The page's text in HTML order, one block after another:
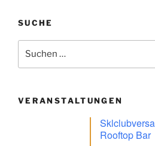
SUCHE
nach:
VERANSTALTUNGEN
Rooftop Bar